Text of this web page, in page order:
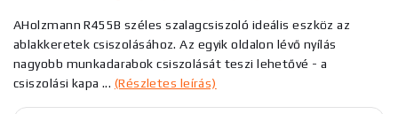
AHolzmann R455B széles szalagcsiszoló ideális eszköz az
ablakkeretek csiszolásához. Az egyik oldalon lévő nyílás
nagyobb munkadarabok csiszolását teszi lehetővé - a
csiszolási kapa ... (Részletes leírás)